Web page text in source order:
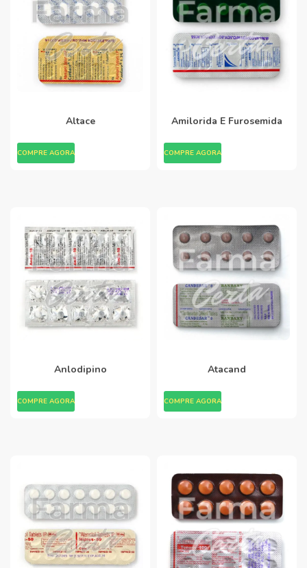
Altace
COMPRE AGORA
Amilorida E Furosemida
COMPRE AGORA
Anlodipino
COMPRE AGORA
Atacand
COMPRE AGORA